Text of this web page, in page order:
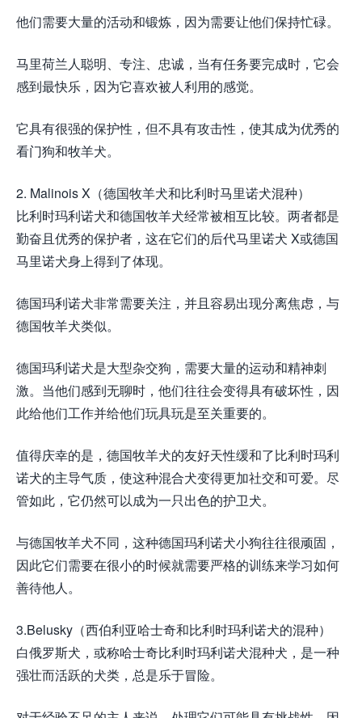
他们需要大量的活动和锻炼，因为需要让他们保持忙碌。
马里荷兰人聪明、专注、忠诚，当有任务要完成时，它会
感到最快乐，因为它喜欢被人利用的感觉。
它具有很强的保护性，但不具有攻击性，使其成为优秀的
看门狗和牧羊犬。
2. Malinois X（德国牧羊犬和比利时马里诺犬混种）
比利时玛利诺犬和德国牧羊犬经常被相互比较。两者都是
勤奋且优秀的保护者，这在它们的后代马里诺犬 X或德国
马里诺犬身上得到了体现。
德国玛利诺犬非常需要关注，并且容易出现分离焦虑，与
德国牧羊犬类似。
德国玛利诺犬是大型杂交狗，需要大量的运动和精神刺
激。当他们感到无聊时，他们往往会变得具有破坏性，因
此给他们工作并给他们玩具玩是至关重要的。
值得庆幸的是，德国牧羊犬的友好天性缓和了比利时玛利
诺犬的主导气质，使这种混合犬变得更加社交和可爱。尽
管如此，它仍然可以成为一只出色的护卫犬。
与德国牧羊犬不同，这种德国玛利诺犬小狗往往很顽固，
因此它们需要在很小的时候就需要严格的训练来学习如何
善待他人。
3.Belusky（西伯利亚哈士奇和比利时玛利诺犬的混种）
白俄罗斯犬，或称哈士奇比利时玛利诺犬混种犬，是一种
强壮而活跃的犬类，总是乐于冒险。